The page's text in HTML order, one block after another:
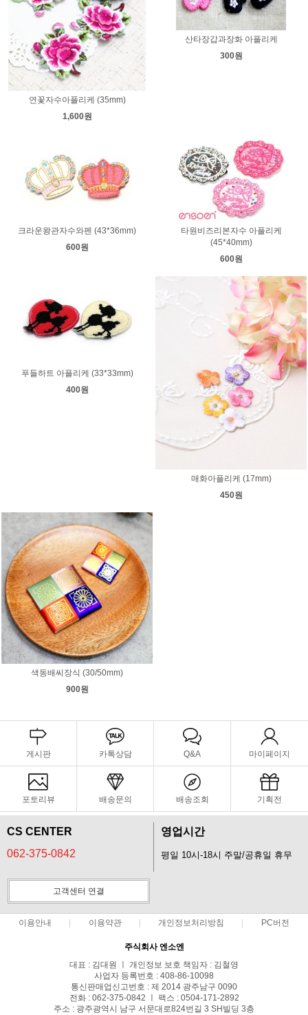
연꽃자수아플리케 (35mm)
1,600원
산타장갑과장화 아플리케
300원
크라운왕관자수와펜 (43*36mm)
600원
타원비즈리본자수 아플리케
(45*40mm)
600원
푸들하트 아플리케 (33*33mm)
400원
매화아플리케 (17mm)
450원
색동배씨장식 (30/50mm)
900원
게시판 카톡상담 Q&A 마이페이지
포토리뷰 배송문의 배송조회 기획전
CS CENTER
062-375-0842
영업시간
평일 10시-18시 주말/공휴일 휴무
고객센터 연결
이용안내 이용약관 개인정보처리방침 PC버전
주식회사 엔소엔
대표 : 김대원 ㅣ 개인정보 보호 책임자 : 김철영
사업자 등록번호 : 408-86-10098
통신판매업신고번호 : 제 2014 광주남구 0090
전화 : 062-375-0842 ㅣ 팩스 : 0504-171-2892
주소 : 광주광역시 남구 서문대로824번길 3 SH빌딩 3층